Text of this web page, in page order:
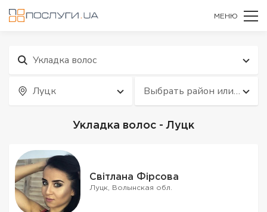
МЕНЮ
Укладка волос
Луцк Выбрать район или
квартал
Укладка волос - Луцк
Світлана Фірсова
Луцк, Волынская обл.